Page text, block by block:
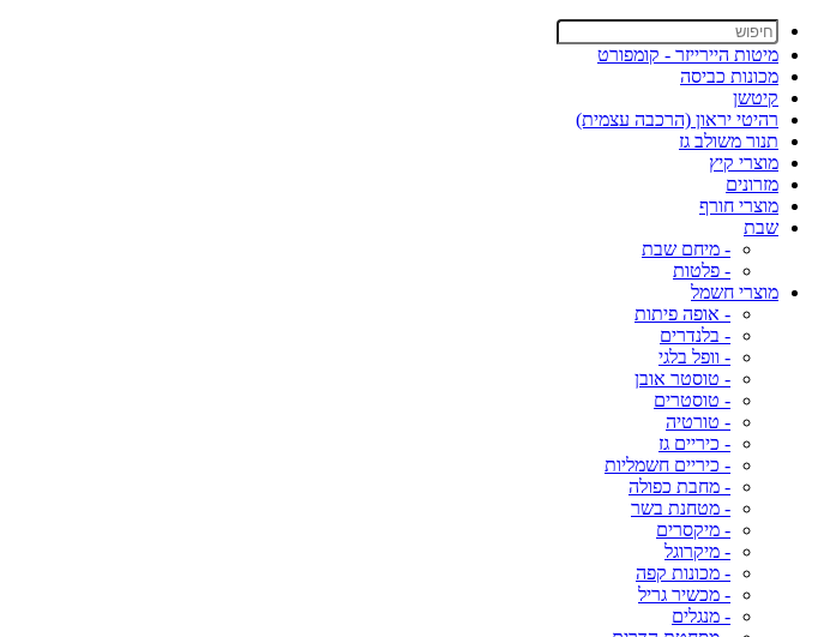
מיטות היירייזר - קומפורט
מכונות כביסה
קיטשן
רהיטי יראון (הרכבה עצמית)
תנור משולב גז
מוצרי קיץ
מזרונים
מוצרי חורף
שבת
- מיחם שבת
- פלטות
מוצרי חשמל
- אופה פיתות
- בלנדרים
- וופל בלגי
- טוסטר אובן
- טוסטרים
- טורטיה
- כיריים גז
- כיריים חשמליות
- מחבת כפולה
- מטחנת בשר
- מיקסרים
- מיקרוגל
- מכונות קפה
- מכשיר גריל
- מנגלים